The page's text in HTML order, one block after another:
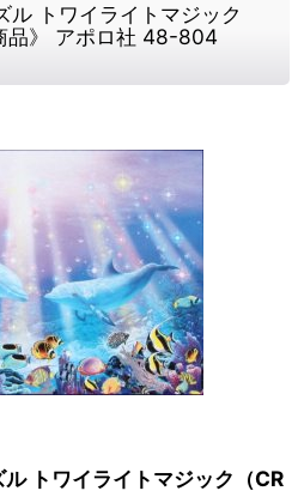
トワイライトマジック
品》 アポロ社 48-804
トワイライトマジック（CR